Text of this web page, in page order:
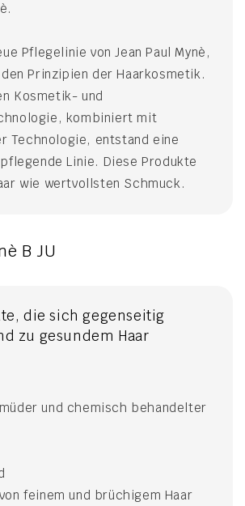
Pflegelinie von Jean Paul Mynè,
Prinzipien der Haarkosmetik.
Kosmetik- und
kombiniert mit
Technologie, entstand eine
Linie. Diese Produkte
wie wertvollsten Schmuck.
B JU
die sich gegenseitig
zu gesundem Haar
und chemisch behandelter
feinem und brüchigem Haar